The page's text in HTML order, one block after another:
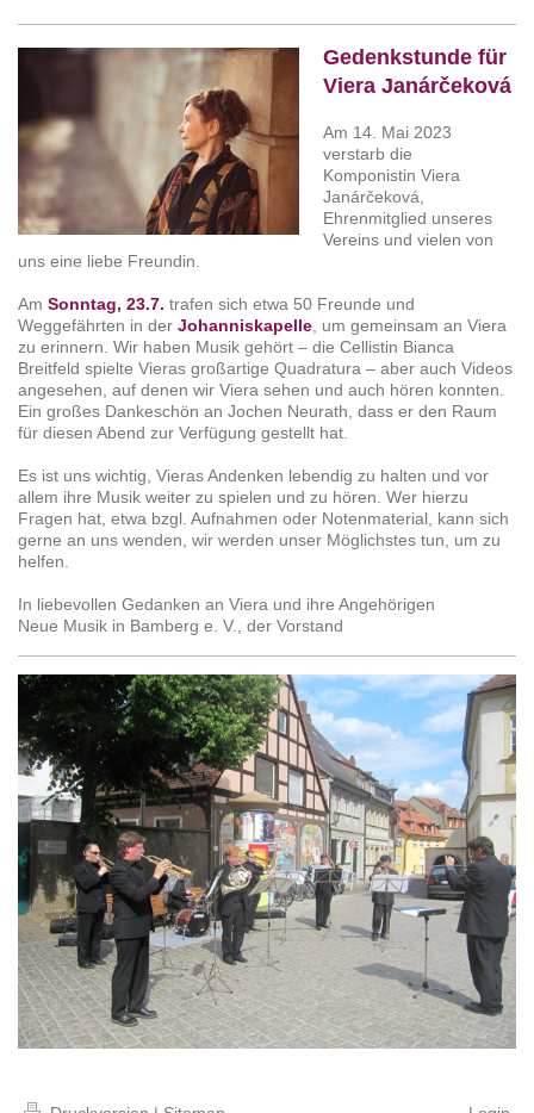
Gedenkstunde für
Viera Janárčeková
Am 14. Mai 2023
verstarb die
Komponistin Viera
Janárčeková,
Ehrenmitglied unseres
Vereins und vielen von
uns eine liebe Freundin.
Am Sonntag, 23.7. trafen sich etwa 50 Freunde und
Weggefährten in der Johanniskapelle, um gemeinsam an Viera
zu erinnern. Wir haben Musik gehört – die Cellistin Bianca
Breitfeld spielte Vieras großartige Quadratura – aber auch Videos
angesehen, auf denen wir Viera sehen und auch hören konnten.
Ein großes Dankeschön an Jochen Neurath, dass er den Raum
für diesen Abend zur Verfügung gestellt hat.
Es ist uns wichtig, Vieras Andenken lebendig zu halten und vor
allem ihre Musik weiter zu spielen und zu hören. Wer hierzu
Fragen hat, etwa bzgl. Aufnahmen oder Notenmaterial, kann sich
gerne an uns wenden, wir werden unser Möglichstes tun, um zu
helfen.
In liebevollen Gedanken an Viera und ihre Angehörigen
Neue Musik in Bamberg e. V., der Vorstand